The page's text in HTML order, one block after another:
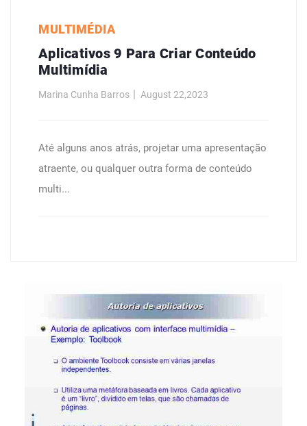
MULTIMÉDIA
Aplicativos 9 Para Criar Conteúdo
Multimídia
Marina Cunha Barros August 22,2023
Até alguns anos atrás, projetar uma apresentação
atraente, ou qualquer outra forma de conteúdo
multi...